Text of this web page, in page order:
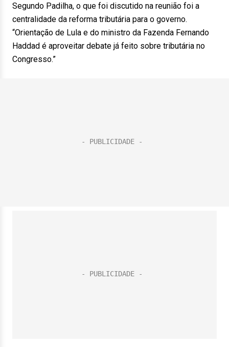
Segundo Padilha, o que foi discutido na reunião foi a
centralidade da reforma tributária para o governo.
“Orientação de Lula e do ministro da Fazenda Fernando
Haddad é aproveitar debate já feito sobre tributária no
Congresso.”